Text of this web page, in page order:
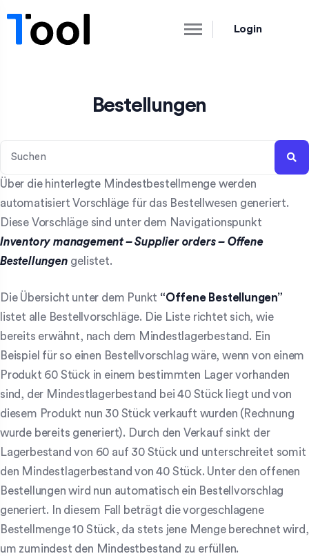
Login
Bestellungen
Über die hinterlegte Mindestbestellmenge werden
automatisiert Vorschläge für das Bestellwesen generiert.
Diese Vorschläge sind unter dem Navigationspunkt
Inventory management – Supplier orders – Offene
Bestellungen gelistet.
Die Übersicht unter dem Punkt “Offene Bestellungen”
listet alle Bestellvorschläge. Die Liste richtet sich, wie
bereits erwähnt, nach dem Mindestlagerbestand. Ein
Beispiel für so einen Bestellvorschlag wäre, wenn von einem
Produkt 60 Stück in einem bestimmten Lager vorhanden
sind, der Mindestlagerbestand bei 40 Stück liegt und von
diesem Produkt nun 30 Stück verkauft wurden (Rechnung
wurde bereits generiert). Durch den Verkauf sinkt der
Lagerbestand von 60 auf 30 Stück und unterschreitet somit
den Mindestlagerbestand von 40 Stück. Unter den offenen
Bestellungen wird nun automatisch ein Bestellvorschlag
generiert. In diesem Fall beträgt die vorgeschlagene
Bestellmenge 10 Stück, da stets jene Menge berechnet wird,
um zumindest den Mindestbestand zu erfüllen.